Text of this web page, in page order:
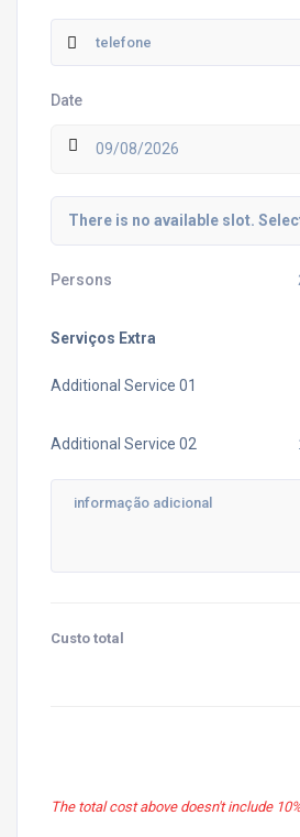
Date
09/08/2026
There is no available slot.
Persons
Serviços Extra
Additional Service 01
Additional Service 02
Custo total
The total cost above doesn't include